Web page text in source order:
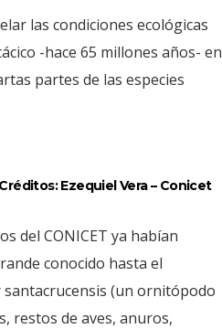
las condiciones ecológicas
-hace 65 millones años- en
partes de las especies
Ezequiel Vera – Conicet
del CONICET ya habían
conocido hasta el
(un ornitópodo
restos de aves, anuros,